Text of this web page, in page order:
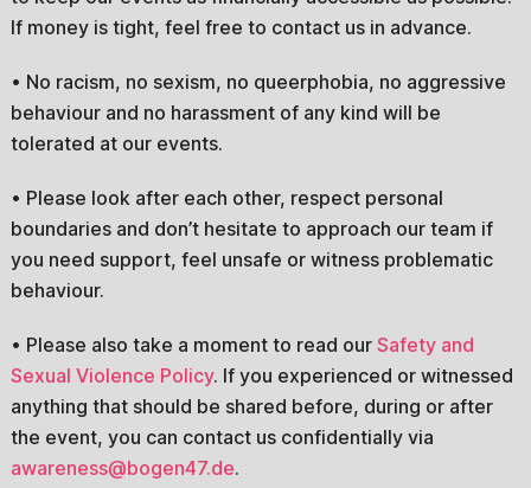
If money is tight, feel free to contact us in advance.
• No racism, no sexism, no queerphobia, no aggressive
behaviour and no harassment of any kind will be
tolerated at our events.
• Please look after each other, respect personal
boundaries and don’t hesitate to approach our team if
you need support, feel unsafe or witness problematic
behaviour.
• Please also take a moment to read our Safety and
Sexual Violence Policy. If you experienced or witnessed
anything that should be shared before, during or after
the event, you can contact us confidentially via
awareness@bogen47.de.